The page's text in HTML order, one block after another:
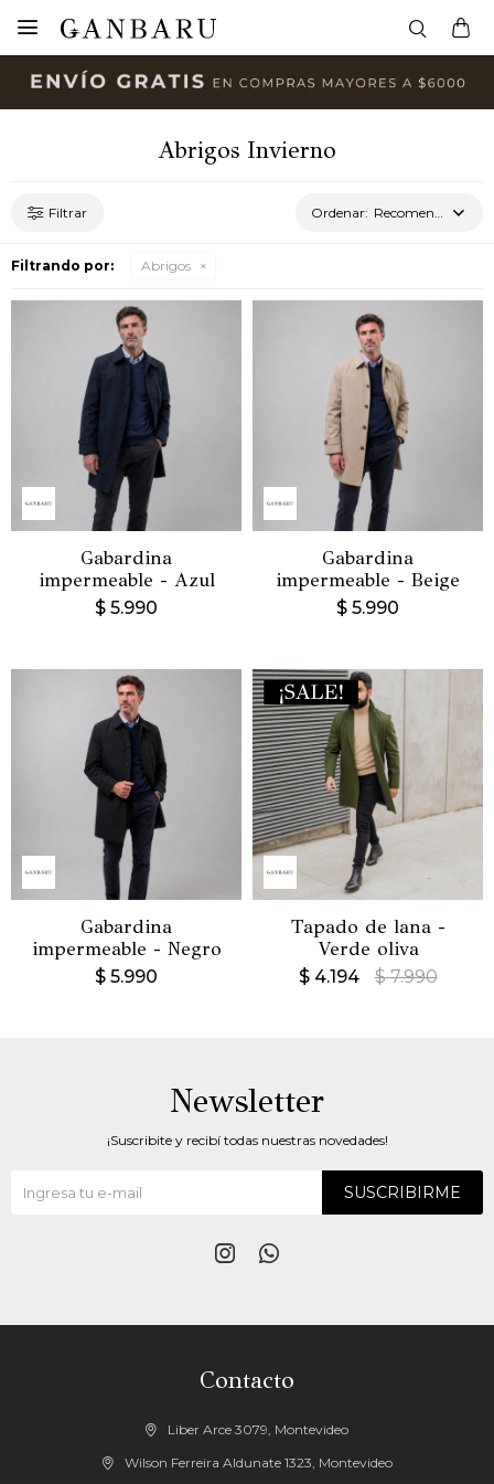

Abrigos Invierno
Recomendados
Filtrando por: Abrigos
Gabardina
impermeable - Azul
$ 5.990
Gabardina
impermeable - Beige
$ 5.990
Gabardina
impermeable - Negro
$ 5.990
Tapado de lana -
Verde oliva
$ 4.194 $ 7.990
Contacto
Liber Arce 3079, Montevideo
Wilson Ferreira Aldunate 1323, Montevideo
Newsletter
¡Suscribite y recibí todas nuestras novedades!
SUSCRIBIRME
 